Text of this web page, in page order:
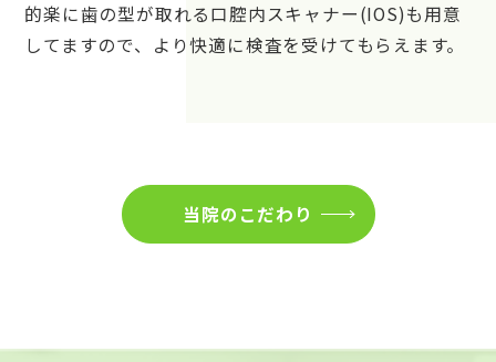
的楽に歯の型が取れる口腔内スキャナー(IOS)も用意
してますので、より快適に検査を受けてもらえます。
当院のこだわり